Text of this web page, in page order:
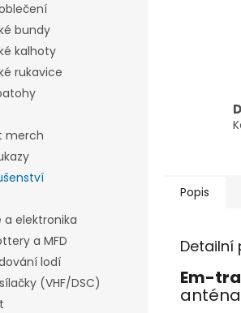
bundy
kalhoty
rukavice
merch
a elektronika
a MFD
lodí
(VHF/DSC)
Popis
Detailní
Em-